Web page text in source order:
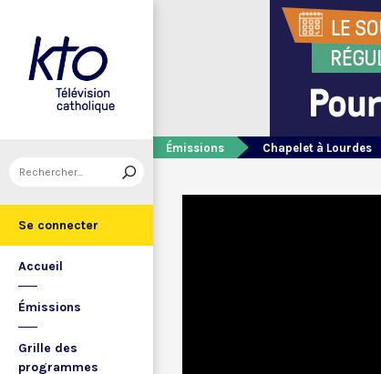
Se connecter
Accueil
Émissions
Grille des
programmes
Émissions Chapelet à Lourdes